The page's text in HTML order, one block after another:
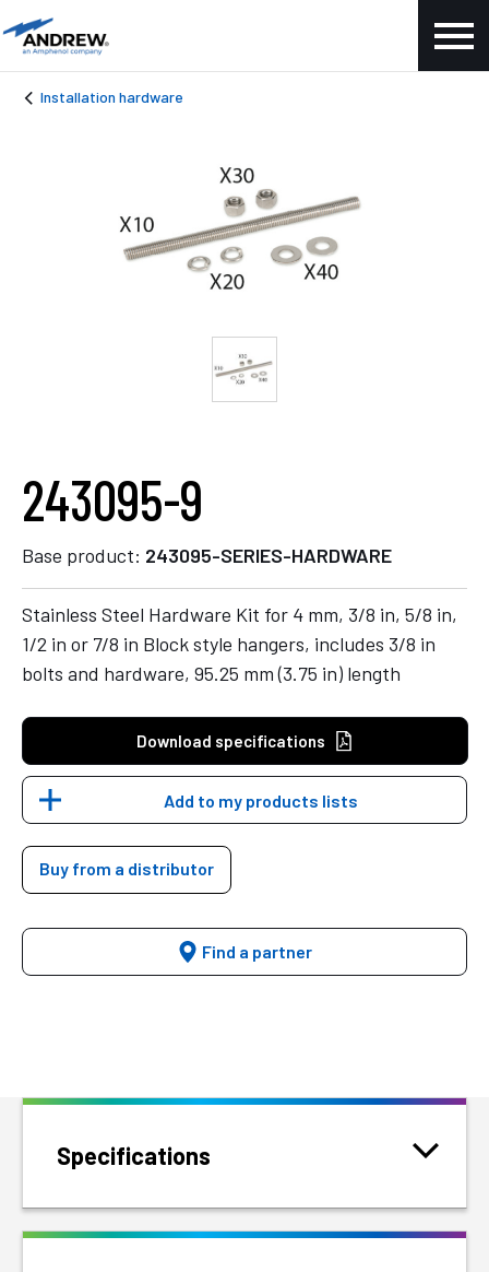
Installation hardware
243095-9
Base product: 243095-SERIES-HARDWARE
Stainless Steel Hardware Kit for 4 mm, 3/8 in, 5/8 in,
1/2 in or 7/8 in Block style hangers, includes 3/8 in
bolts and hardware, 95.25 mm (3.75 in) length
Download specifications
Add to my products lists
Buy from a distributor
Find a partner
Specifications